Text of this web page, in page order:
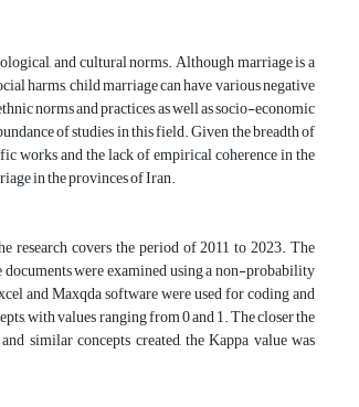
and cultural norms. Although marriage is a
harms, child marriage can have various negative
norms and practices, as well as socio-economic
of studies in this field. Given the breadth of
works and the lack of empirical coherence in the
in the provinces of Iran.
research covers the period of 2011 to 2023. The
were examined using a non-probability
and Maxqda software were used for coding and
with values ranging from 0 and 1. The closer the
similar concepts created, the Kappa value was